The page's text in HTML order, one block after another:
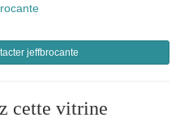
jeffbrocante
cette vitrine